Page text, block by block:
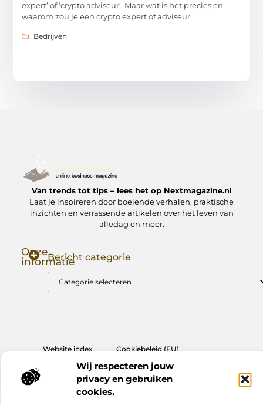
Wij respecteren jouw
privacy en gebruiken
cookies.
expert’ of ‘crypto adviseur’. Maar wat is het precies en
waarom zou je een crypto expert of adviseur
Bedrijven
Van trends tot tips – lees het op Nextmagazine.nl
Laat je inspireren door boeiende verhalen, praktische
inzichten en verrassende artikelen over het leven van
alledag en meer.
Onze
informatieBericht categorie
Website index
Cookiebeleid (EU)
@2025 www.nextmagazine.nl. All Right Reserved.